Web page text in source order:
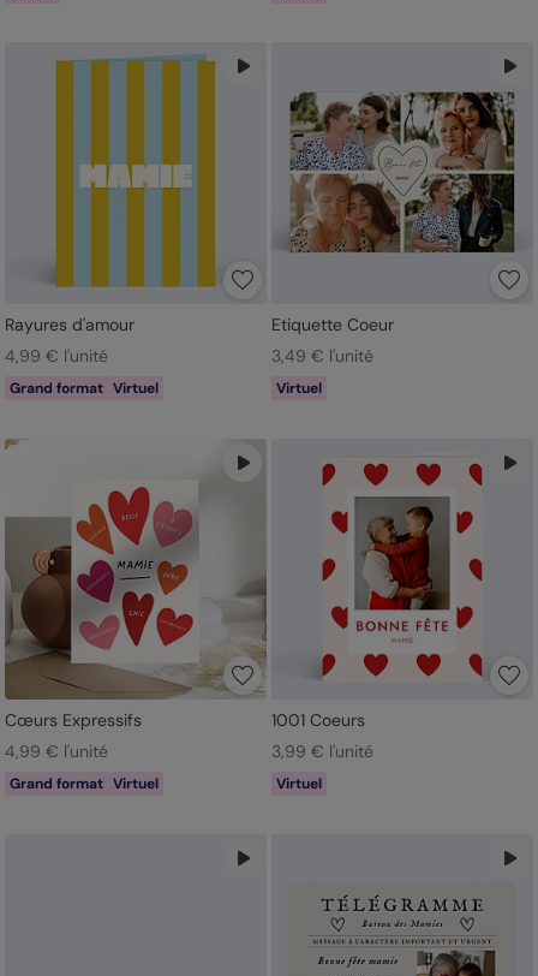
Rayures d'amour
4,99 € l'unité
Grand format Virtuel
Etiquette Coeur
3,49 € l'unité
Virtuel
Cœurs Expressifs
4,99 € l'unité
Grand format Virtuel
1001 Coeurs
3,99 € l'unité
Virtuel